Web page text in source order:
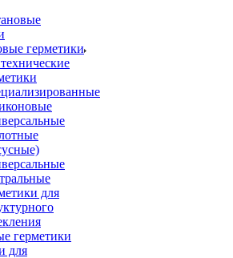
герметики
для
герметики
для